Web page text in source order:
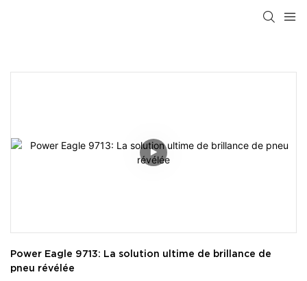
Power Eagle 9713: La solution ultime de brillance de
pneu révélée